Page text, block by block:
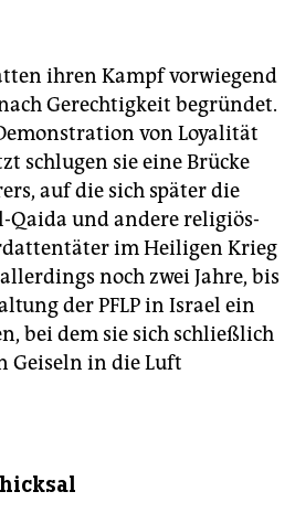
ihren Kampf vorwiegend
Gerechtigkeit begründet.
von Loyalität
schlugen sie eine Brücke
auf die sich später die
Qaida und andere religiös-
im Heiligen Krieg
noch zwei Jahre, bis
der PFLP in Israel ein
bei dem sie sich schließlich
Geiseln in die Luft